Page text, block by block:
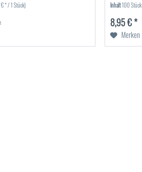
* / 1 Stück) Inhalt100 Stück
8,95 € *
Merken